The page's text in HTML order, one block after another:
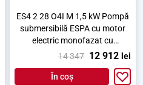
ES4 2 28 O4I M 1,5 kW Pompă
submersibilă ESPA cu motor
electric monofazat cu
diametrul de 4
14 347 12 912 lei
În coș